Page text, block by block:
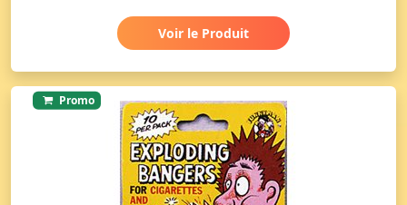
Voir le Produit
Promo